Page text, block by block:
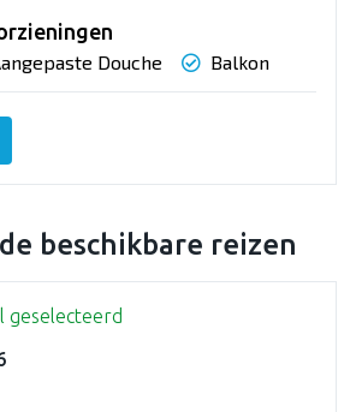
Douche Balkon
beschikbare reizen
geselecteerd